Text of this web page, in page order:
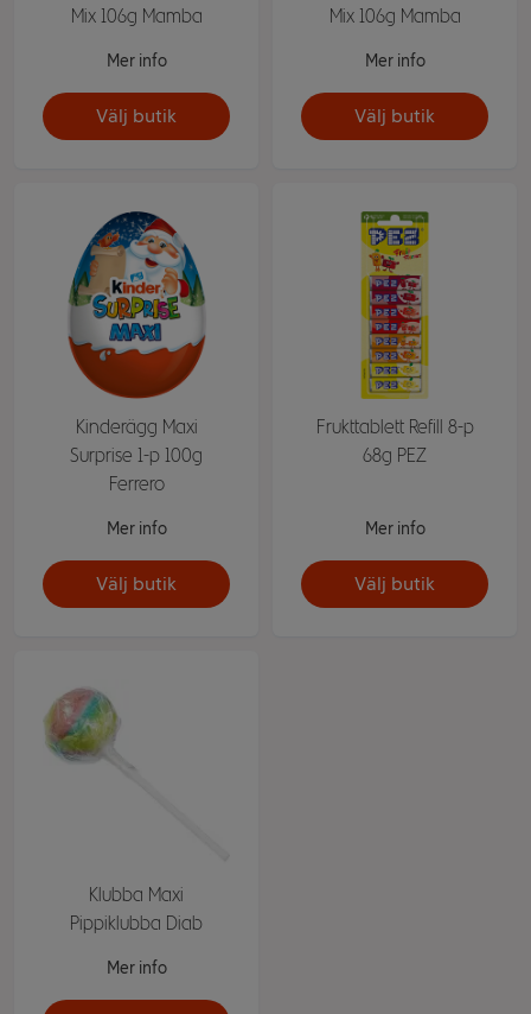
Mix 106g Mamba
Mer info
Välj butik
Mix 106g Mamba
Mer info
Välj butik
Kinderägg Maxi
Surprise 1-p 100g
Ferrero
Mer info
Välj butik
Frukttablett Refill 8-p
68g PEZ
Mer info
Välj butik
Klubba Maxi
Pippiklubba Diab
Mer info